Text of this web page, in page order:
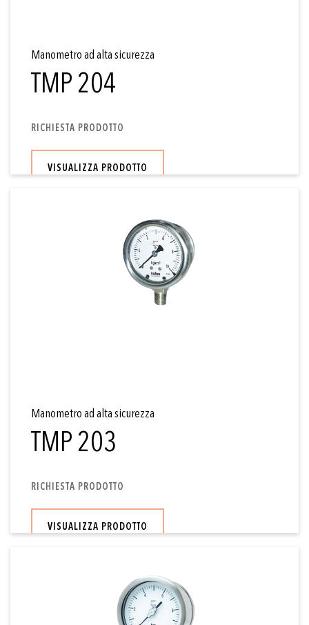
Manometro ad alta sicurezza
TMP 204
RICHIESTA PRODOTTO
VISUALIZZA PRODOTTO
Manometro ad alta sicurezza
TMP 203
RICHIESTA PRODOTTO
VISUALIZZA PRODOTTO